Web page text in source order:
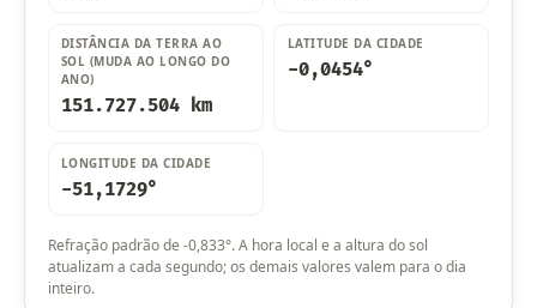
DISTÂNCIA DA TERRA AO
SOL (MUDA AO LONGO DO
ANO)
151.727.504 km
LATITUDE DA CIDADE
-0,0454°
LONGITUDE DA CIDADE
-51,1729°
Refração padrão de -0,833°. A hora local e a altura do sol
atualizam a cada segundo; os demais valores valem para o dia
inteiro.